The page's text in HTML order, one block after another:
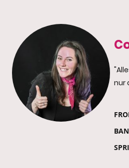
nur